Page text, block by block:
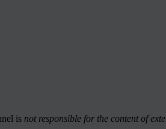
is not responsible for the content of